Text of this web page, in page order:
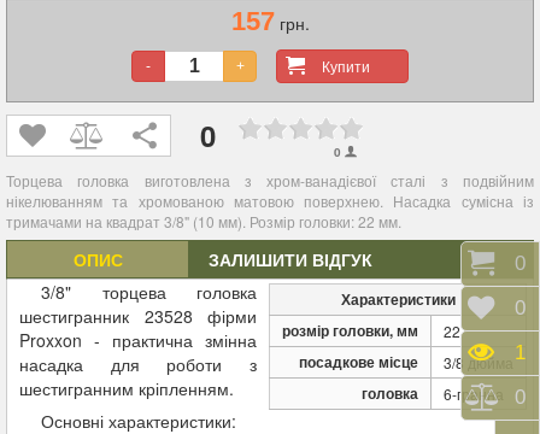
157грн.
Купити
- +
0 0
Торцева головка виготовлена з хром-ванадієвої сталі з подвійним
нікелюванням та хромованою матовою поверхнею. Насадка сумісна із
тримачами на квадрат 3/8" (10 мм). Розмір головки: 22 мм.
ОПИС ЗАЛИШИТИ ВІДГУК
Характеристики
розмір головки, мм
22
посадкове місце 3/8 дюйма
головка 6-гранна
3/8" торцева головка
шестигранник 23528 фірми
Proxxon - практична змінна
насадка для роботи з
шестигранним кріпленням.
Основні характеристики:
0
0
1
0